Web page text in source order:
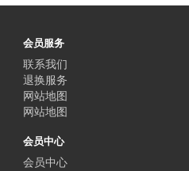
会员服务
联系我们
退换服务
网站地图
网站地图
会员中心
会员中心